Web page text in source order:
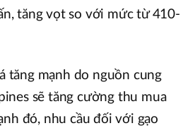
tăng vọt so với mức từ 410-
tăng mạnh do nguồn cung
sẽ tăng cường thu mua
đó, nhu cầu đối với gạo